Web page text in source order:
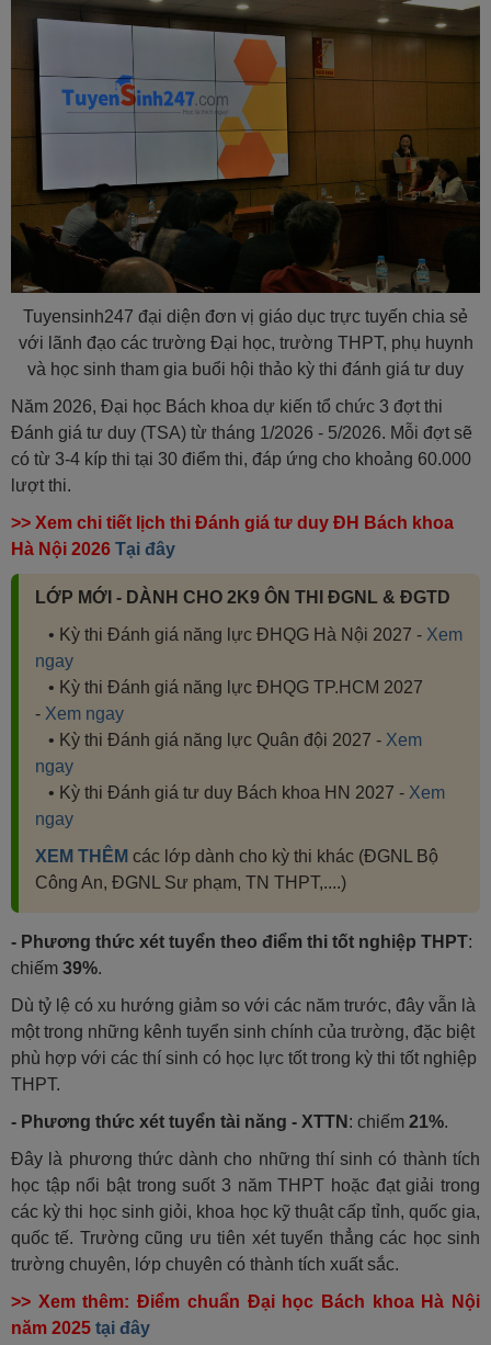
Tuyensinh247 đại diện đơn vị giáo dục trực tuyến chia sẻ
với lãnh đạo các trường Đại học, trường THPT, phụ huynh
và học sinh tham gia buổi hội thảo kỳ thi đánh giá tư duy
Năm 2026, Đại học Bách khoa dự kiến tổ chức 3 đợt thi
Đánh giá tư duy (TSA) từ tháng 1/2026 - 5/2026. Mỗi đợt sẽ
có từ 3-4 kíp thi tại 30 điểm thi, đáp ứng cho khoảng 60.000
lượt thi.
>> Xem chi tiết lịch thi Đánh giá tư duy ĐH Bách khoa
Hà Nội 2026 Tại đây
LỚP MỚI - DÀNH CHO 2K9 ÔN THI ĐGNL & ĐGTD
• Kỳ thi Đánh giá năng lực ĐHQG Hà Nội 2027 - Xem
ngay
• Kỳ thi Đánh giá năng lực ĐHQG TP.HCM 2027
- Xem ngay
• Kỳ thi Đánh giá năng lực Quân đội 2027 - Xem
ngay
• Kỳ thi Đánh giá tư duy Bách khoa HN 2027 - Xem
ngay
XEM THÊM các lớp dành cho kỳ thi khác (ĐGNL Bộ
Công An, ĐGNL Sư phạm, TN THPT,....)
- Phương thức xét tuyển theo điểm thi tốt nghiệp THPT:
chiếm 39%.
Dù tỷ lệ có xu hướng giảm so với các năm trước, đây vẫn là
một trong những kênh tuyển sinh chính của trường, đặc biệt
phù hợp với các thí sinh có học lực tốt trong kỳ thi tốt nghiệp
THPT.
- Phương thức xét tuyển tài năng - XTTN : chiếm 21%.
Đây là phương thức dành cho những thí sinh có thành tích
học tập nổi bật trong suốt 3 năm THPT hoặc đạt giải trong
các kỳ thi học sinh giỏi, khoa học kỹ thuật cấp tỉnh, quốc gia,
quốc tế. Trường cũng ưu tiên xét tuyển thẳng các học sinh
trường chuyên, lớp chuyên có thành tích xuất sắc.
>> Xem thêm: Điểm chuẩn Đại học Bách khoa Hà Nội
năm 2025 tại đây